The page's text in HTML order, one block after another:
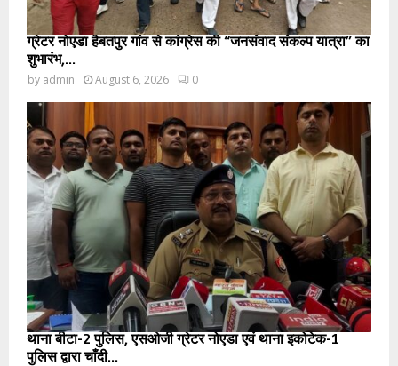
ग्रेटर नोएडा हैबतपुर गांव से कांग्रेस की “जनसंवाद संकल्प यात्रा” का
शुभारंभ,...
by admin August 6, 2026 0
थाना बीटा-2 पुलिस, एसओजी ग्रेटर नोएडा एवं थाना इकोटेक-1
पुलिस द्वारा चाँदी...